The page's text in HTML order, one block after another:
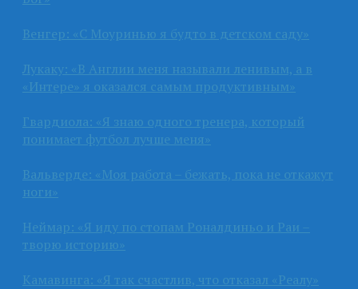
Венгер: «С Моуринью я будто в детском саду»
Лукаку: «В Англии меня называли ленивым, а в
«Интере» я оказался самым продуктивным»
Гвардиола: «Я знаю одного тренера, который
понимает футбол лучше меня»
Вальверде: «Моя работа – бежать, пока не откажут
ноги»
Неймар: «Я иду по стопам Роналдиньо и Раи –
творю историю»
Камавинга: «Я так счастлив, что отказал «Реалу»